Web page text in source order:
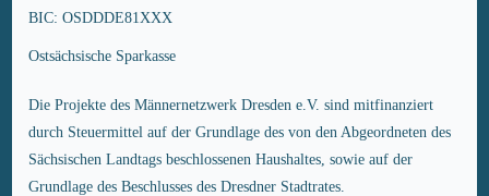
BIC: OSDDDE81XXX
Ostsächsische Sparkasse
Die Projekte des Männernetzwerk Dresden e.V. sind mitfinanziert
durch Steuermittel auf der Grundlage des von den Abgeordneten des
Sächsischen Landtags beschlossenen Haushaltes, sowie auf der
Grundlage des Beschlusses des Dresdner Stadtrates.